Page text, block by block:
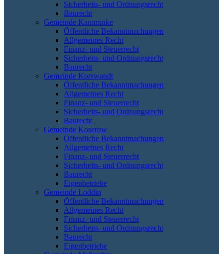
Sicherheits- und Ordnungsrecht
Baurecht
Gemeinde Kamminke
Öffentliche Bekanntmachungen
Allgemeines Recht
Finanz- und Steuerrecht
Sicherheits- und Ordnungsrecht
Baurecht
Gemeinde Korswandt
Öffentliche Bekanntmachungen
Allgemeines Recht
Finanz- und Steuerrecht
Sicherheits- und Ordnungsrecht
Baurecht
Gemeinde Koserow
Öffentliche Bekanntmachungen
Allgemeines Recht
Finanz- und Steuerrecht
Sicherheits- und Ordnungsrecht
Baurecht
Eigenbetriebe
Gemeinde Loddin
Öffentliche Bekanntmachungen
Allgemeines Recht
Finanz- und Steuerrecht
Sicherheits- und Ordnungsrecht
Baurecht
Eigenbetriebe